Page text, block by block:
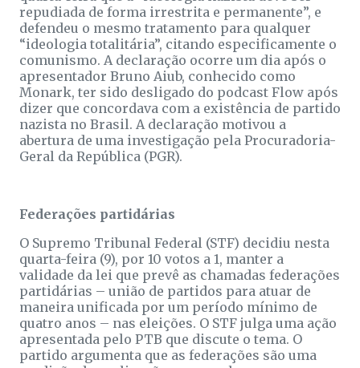
repudiada de forma irrestrita e permanente”, e
defendeu o mesmo tratamento para qualquer
“ideologia totalitária”, citando especificamente o
comunismo. A declaração ocorre um dia após o
apresentador Bruno Aiub, conhecido como
Monark, ter sido desligado do podcast Flow após
dizer que concordava com a existência de partido
nazista no Brasil. A declaração motivou a
abertura de uma investigação pela Procuradoria-
Geral da República (PGR).
Federações partidárias
O Supremo Tribunal Federal (STF) decidiu nesta
quarta-feira (9), por 10 votos a 1, manter a
validade da lei que prevê as chamadas federações
partidárias – união de partidos para atuar de
maneira unificada por um período mínimo de
quatro anos – nas eleições. O STF julga uma ação
apresentada pelo PTB que discute o tema. O
partido argumenta que as federações são uma